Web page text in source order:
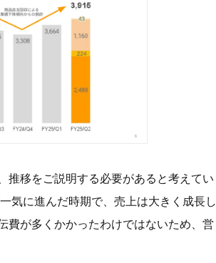
推移をご説明する必要があると考えてい
気に進んだ時期で、売上は大きく成長し
費が多くかかったわけではないため、営